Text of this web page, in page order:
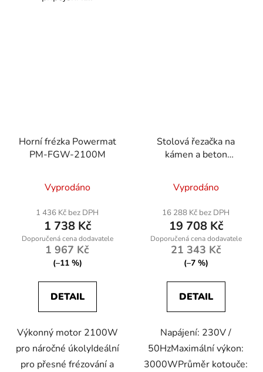
Horní frézka Powermat
PM-FGW-2100M
Vyprodáno
1 436 Kč bez DPH
1 738 Kč
1 967 Kč
(–11 %)
DETAIL
Výkonný motor 2100W
pro náročné úkolyIdeální
pro přesné frézování a
Stolová řezačka na
kámen a beton
3000M
Vyprodáno
16 288 Kč bez DPH
19 708 Kč
21 343 Kč
(–7 %)
DETAIL
Napájení: 230V /
50HzMaximální výkon:
3000WPrůměr kotouče: